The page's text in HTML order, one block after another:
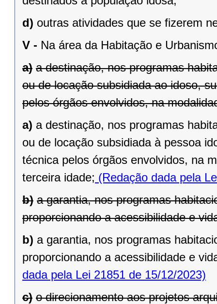
d) outras atividades que se fizerem
V - Na área da Habitação e
a) a destinação, nos programas
ou de locação subsidiada ao idoso,
pelos órgãos envolvidos, na
a) a destinação, nos programas
ou de locação subsidiada à pessoa
técnica pelos órgãos envolvidos, na
terceira idade; (Redação dada pela
b) a garantia, nos programas
proporcionando a acessibilidade e
b) a garantia, nos programas
proporcionando a acessibilidade e
dada pela Lei 21851 de 15/12/2023)
c) o direcionamento aos projetos